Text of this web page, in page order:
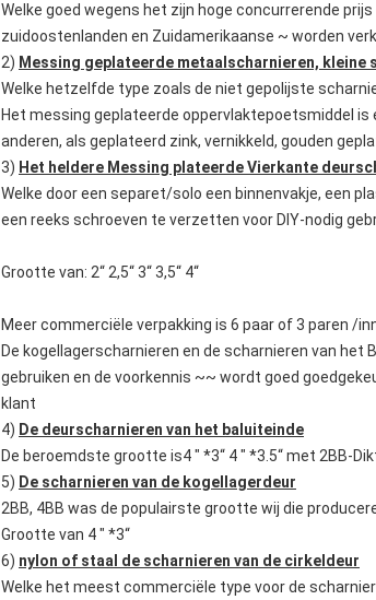
Welke goed wegens het zijn hoge concurrerende
zuidoostenlanden en Zuidamerikaanse ~ worden
2) Messing geplateerde metaalscharnieren, kleine
Welke hetzelfde type zoals de niet gepolijste
Het messing geplateerde oppervlaktepoetsmiddel is
anderen, als geplateerd zink, vernikkeld, gouden
3) Het heldere Messing plateerde Vierkante
Welke door een separet/solo een binnenvakje, een
een reeks schroeven te verzetten voor DIY-nodig
Grootte van: 2“ 2,5“ 3“ 3,5“ 4“
Meer commerciële verpakking is 6 paar of 3 paren /
De kogellagerscharnieren en de scharnieren van
gebruiken en de voorkennis ~~ wordt goed
klant
4) De deurscharnieren van het baluiteinde
De beroemdste grootte is4 " *3“ 4 " *3.5“ met 2BB-
5) De scharnieren van de kogellagerdeur
2BB, 4BB was de populairste grootte wij die
Grootte van 4 " *3“
6) nylon of staal de scharnieren van de cirkeldeur
Welke het meest commerciële type voor de